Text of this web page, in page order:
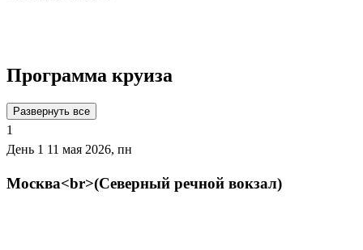
Программа круиза
Развернуть все
1
День 1 11 мая 2026, пн
Москва<br>(Северный речной вокзал)